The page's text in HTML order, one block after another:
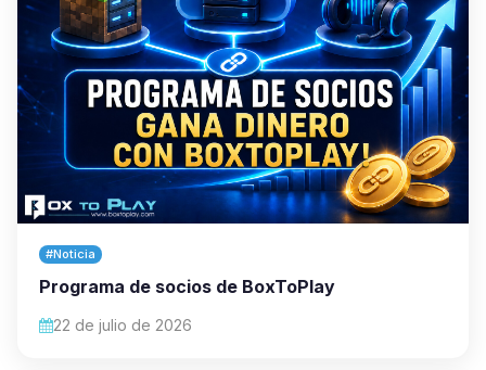
#Noticia
Programa de socios de BoxToPlay
22 de julio de 2026